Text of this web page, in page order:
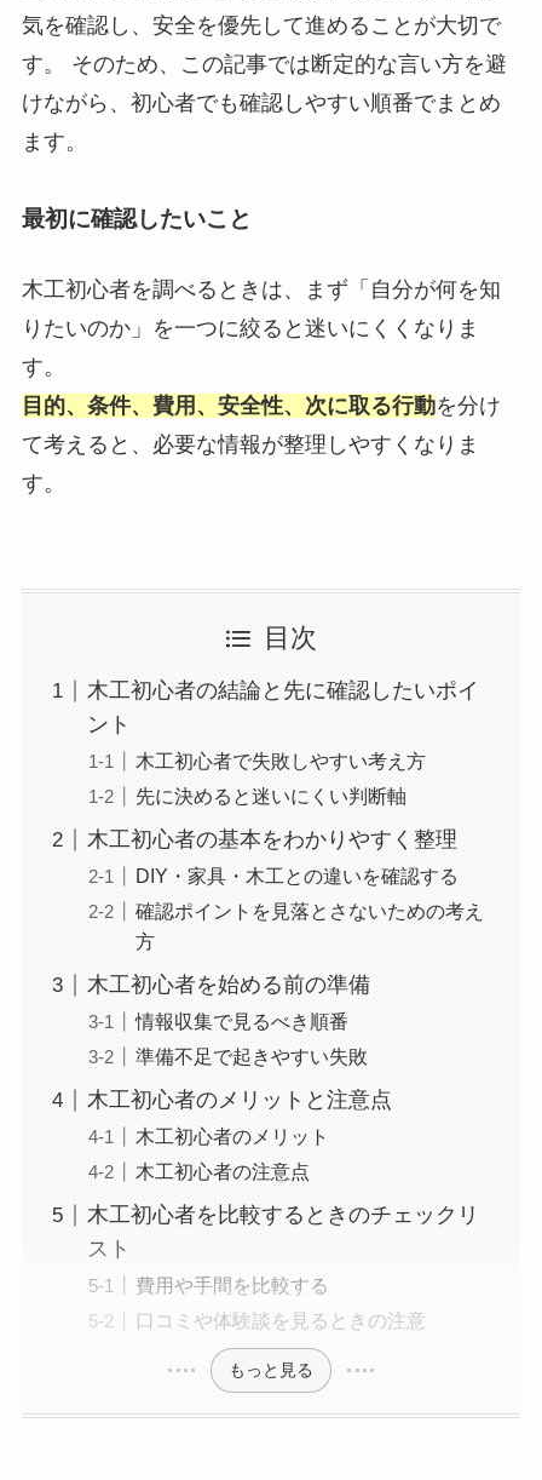
気を確認し、安全を優先して進めることが大切で
す。 そのため、この記事では断定的な言い方を避
けながら、初心者でも確認しやすい順番でまとめ
ます。
最初に確認したいこと
木工初心者を調べるときは、まず「自分が何を知
りたいのか」を一つに絞ると迷いにくくなりま
す。
目的、条件、費用、安全性、次に取る行動を分け
て考えると、必要な情報が整理しやすくなりま
す。
目次
木工初心者の結論と先に確認したいポイ
ント
木工初心者で失敗しやすい考え方
先に決めると迷いにくい判断軸
木工初心者の基本をわかりやすく整理
DIY・家具・木工との違いを確認する
確認ポイントを見落とさないための考え
方
木工初心者を始める前の準備
情報収集で見るべき順番
準備不足で起きやすい失敗
木工初心者のメリットと注意点
木工初心者のメリット
木工初心者の注意点
木工初心者を比較するときのチェックリ
スト
費用や手間を比較する
口コミや体験談を見るときの注意
もっと見る